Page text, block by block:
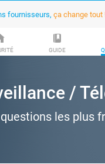
fournisseurs, ça change tout
GUIDE
/
les plus